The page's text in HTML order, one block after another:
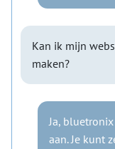
Kan ik mijn
maken?
Ja,
aan. Je kunt